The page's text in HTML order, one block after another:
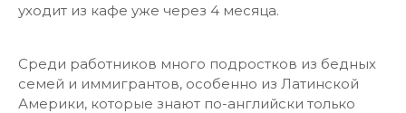
уходит из кафе уже через 4 месяца.
Среди работников много подростков из бедных
семей и иммигрантов, особенно из Латинской
Америки, которые знают по-английски только